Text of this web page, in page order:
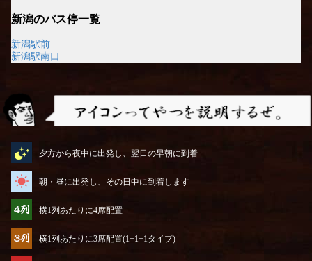
新潟のバス停一覧
新潟駅前
新潟駅南口
夕方から夜中に出発し、翌日の早朝に到着
朝・昼に出発し、その日中に到着します
横1列あたりに4席配置
横1列あたりに3席配置(1+1+1タイプ)